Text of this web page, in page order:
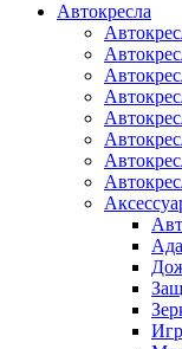
Автокресла